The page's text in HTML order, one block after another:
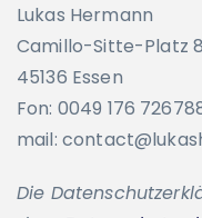
Lukas Hermann
Camillo-Sitte-Platz 8
45136 Essen
Fon: 0049 176
mail:
Die